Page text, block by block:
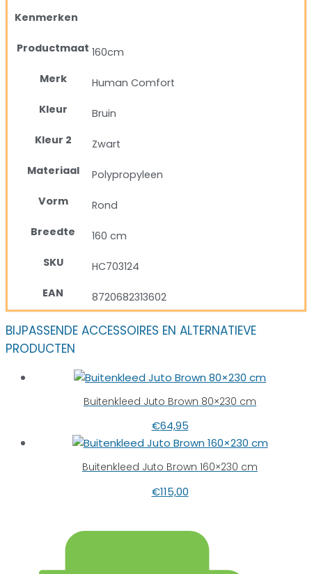
Kenmerken
Productmaat 160cm
Merk
Human Comfort
Kleur
Bruin
Kleur 2
Zwart
Materiaal
Polypropyleen
Vorm
Rond
Breedte
160 cm
SKU
HC703124
EAN
8720682313602
BIJPASSENDE ACCESSOIRES EN ALTERNATIEVE
PRODUCTEN
Buitenkleed Juto Brown 80×230 cm
€64,95
Buitenkleed Juto Brown 160×230 cm
€115,00